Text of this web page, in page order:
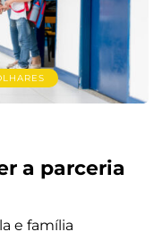
a parceria
e família